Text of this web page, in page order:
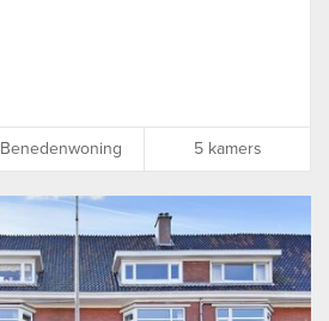
Benedenwoning 5 kamers